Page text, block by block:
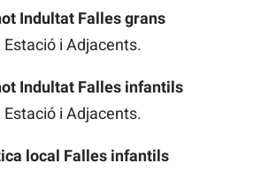
Indultat Falles grans
Estació i Adjacents.
Indultat Falles infantils
Estació i Adjacents.
local Falles infantils